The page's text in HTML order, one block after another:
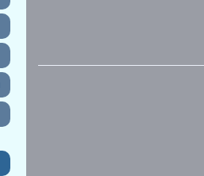
34